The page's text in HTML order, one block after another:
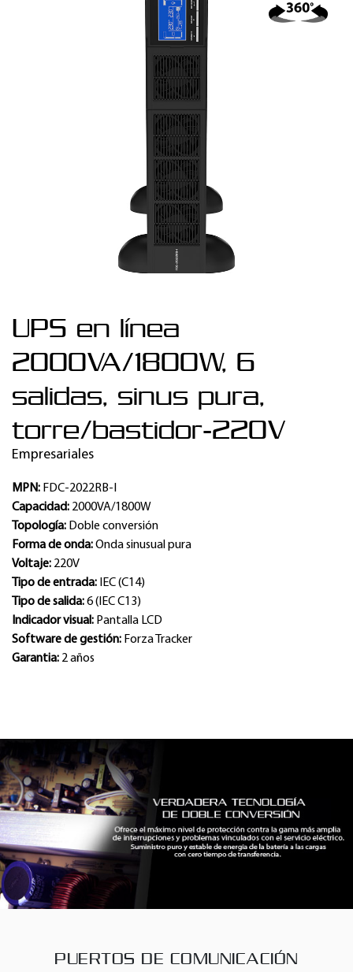
UPS en línea
2000VA/1800W, 6
salidas, sinus pura,
torre/bastidor-220V
Empresariales
MPN: FDC-2022RB-I
Capacidad: 2000VA/1800W
Topología: Doble conversión
Forma de onda:Onda sinusual pura
Voltaje: 220V
Tipo de entrada: IEC (C14)
Tipo de salida:6 (IEC C13)
Indicador visual: Pantalla LCD
Software de gestión: Forza Tracker
Garantia: 2 años
PUERTOS DE COMUNICACIÓN